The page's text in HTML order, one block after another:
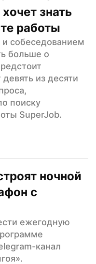
знать
работы
собеседованием
больше о
из десяти
поиску
SuperJob.
ночной
с
ежегодную
канал